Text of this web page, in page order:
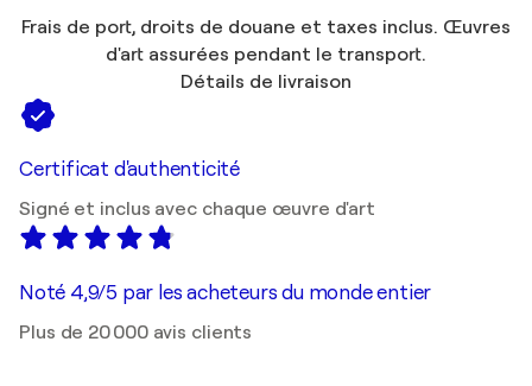
Frais de port, droits de douane et taxes inclus. Œuvres
d'art assurées pendant le transport.
Détails de livraison
Certificat d'authenticité
Signé et inclus avec chaque œuvre d'art
Noté 4,9/5 par les acheteurs du monde entier
Plus de 20 000 avis clients